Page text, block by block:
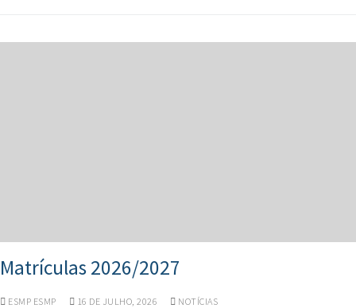
Matrículas 2026/2027
ESMP ESMP 16 DE JULHO, 2026 NOTÍCIAS